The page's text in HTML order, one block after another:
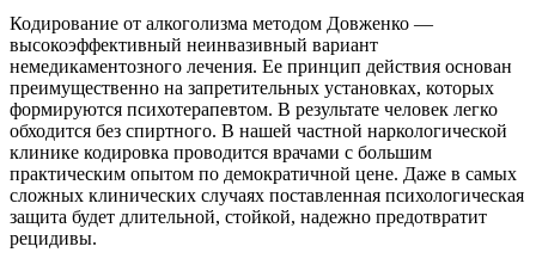
Кодирование от алкоголизма методом Довженко —
высокоэффективный неинвазивный вариант
немедикаментозного лечения. Ее принцип действия основан
преимущественно на запретительных установках, которых
формируются психотерапевтом. В результате человек легко
обходится без спиртного. В нашей частной наркологической
клинике кодировка проводится врачами с большим
практическим опытом по демократичной цене. Даже в самых
сложных клинических случаях поставленная психологическая
защита будет длительной, стойкой, надежно предотвратит
рецидивы.